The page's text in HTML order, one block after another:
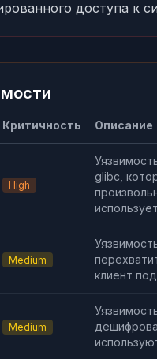
доступа к
Критичность Описание
High
glibc,
Medium
клиент
Medium